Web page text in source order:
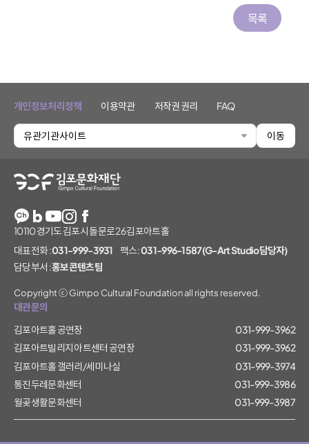
목록
개인정보처리정책 이용약관 저작권 권리 FAQ
유관기관사이트 이동
10110 경기도 김포시 돌문로 26 김포아트홀
대표전화 :031-999-3931 팩스 :031-996-1587(G-Art Studio담당자)
담당부서 :홍보콘텐츠팀
Copyright ⓒ Gimpo Cultural Foundation all rights reserved.
대관문의
김포아트홀 공연장
031-999-3962
김포아트빌리지 아트센터 공연장
031-999-3962
김포아트홀 갤러리/세미나실
031-999-3974
통진두레문화센터
031-999-3986
월곶생활문화센터
031-999-3987